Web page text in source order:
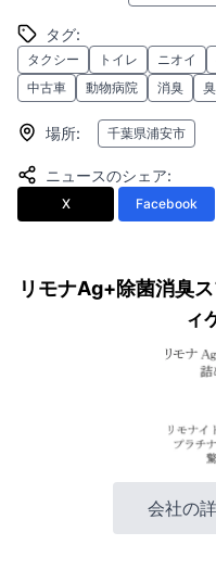
タグ:
タクシー トイレ ニオイ
中古車
動物病院 消臭
場所: 千葉県浦安市
ニュースのシェア:
X Facebook
リモナAg+除菌消臭
ィ
会社の